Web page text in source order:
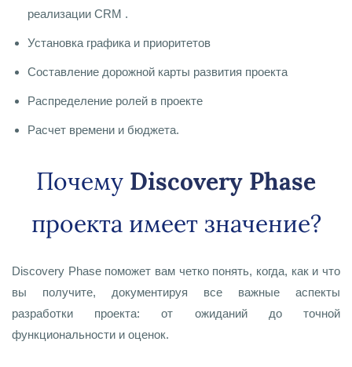
реализации CRM .
Установка графика и приоритетов
Составление дорожной карты развития проекта
Распределение ролей в проекте
Расчет времени и бюджета.
Почему Discovery Phase
проекта имеет значение?
Discovery Phase поможет вам четко понять, когда, как и что
вы получите, документируя все важные аспекты
разработки проекта: от ожиданий до точной
функциональности и оценок.